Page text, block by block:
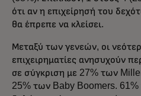
ότι αν η επιχείρησή του
θα έπρεπε να κλείσει.
Μεταξύ των γενεών, οι
επιχειρηματίες ανησυχούν
σε σύγκριση με 27% των
25% των Baby Boomers. 61%